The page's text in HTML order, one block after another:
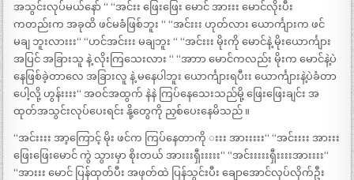
အသွင်းလုပ်မယ်နော် “ “အင်းး ဖြေးဖြေး မောင် အားးး မောင်လိုးပီး
ကတည်းက အခုထိ ဖင်မခံဖြစ်ဘူး “ “အင်းးး ဟုတ်လား ယောင်္ကျားက ဖင်
မချ ဘူးလားးး“ “ဟင်အင်းးး မချဘူး “ “အင်းးး မိုးကို မောင်နဲ့ မိုးယောင်္ကျား
အပြင် အခြားသူ နဲ့ လိုးကြသေးလား “ “အာာာ မောင်ကလည်း မိုးက မောင်နဲ့ပဲ
နေဖြစ်ခဲ့တာလေ အခြားလူ နဲ့ မနေပါဘူး ယောင်္ကျားရပီးး ယောင်္ကျားနဲ့ပဲခံတာ
ပေါ့လို့ ဟွန်းးးး“ အဝင်အထွက် နဲနဲ ကြပ်နေသေးသည်မို့ ဖြေးဖြေးချင်း အ
ထုတ်အသွင်းလုပ်ပေးရင်း နို့တွေကို ညှစ်ပေးနေမိသည် ။
“အင်းးးး အာ့ကြောင့် မိုး ဖင်က ကြပ်နေတာကို းးး အားးးးး“ “အင်းးးး အားးး
ဖြေးဖြေးမောင် ကွဲ သွားမှာ စိုးတယ် အားးးရှီးးးးး“ “အင်းးးးးရှီးးးးအားးးး“
“အားးး မောင် ပြန်ထုတ်ပီး အဖုတ်ထဲ ပြန်သွင်းပီး ချောအောင်လုပ်လိုက်ဦး